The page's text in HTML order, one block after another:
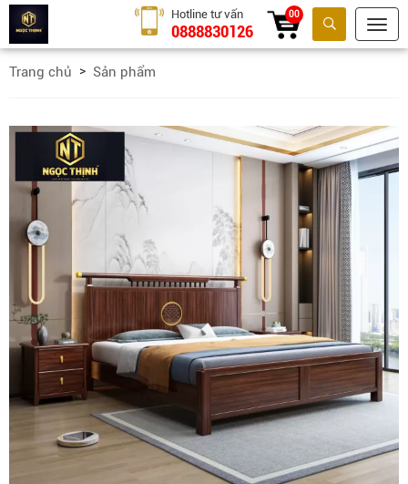
Tìm kiếm
Hotline tư vấn
0888830126
00
Trang chủ Sản phẩm